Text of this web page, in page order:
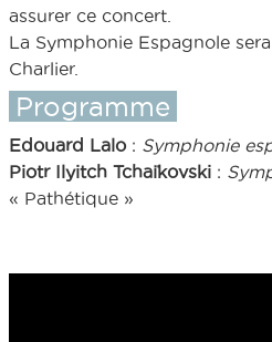
assurer ce concert.
La Symphonie Espagnole
Charlier.
Programme
Edouard Lalo : Symphonie
Piotr Ilyitch Tchaïkovski :
« Pathétique »